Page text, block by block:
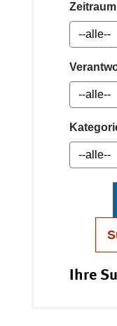
Ihre